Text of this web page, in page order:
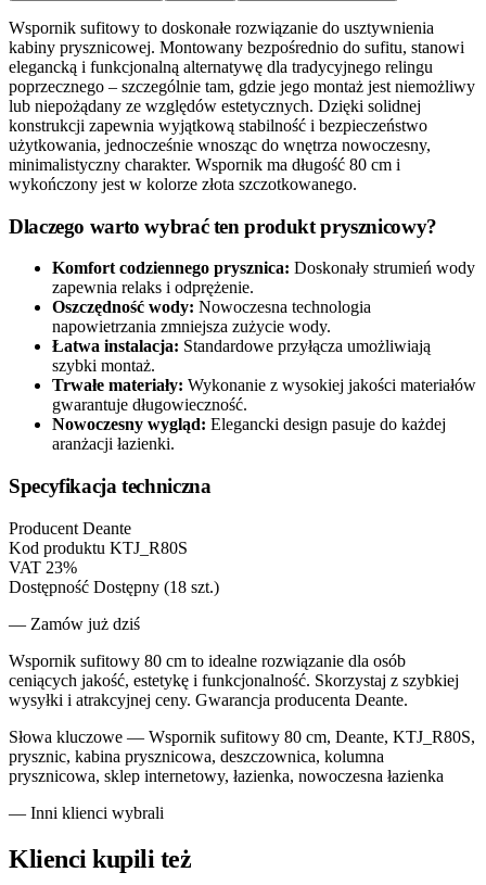
Wspornik sufitowy to doskonałe rozwiązanie do usztywnienia
kabiny prysznicowej. Montowany bezpośrednio do sufitu, stanowi
elegancką i funkcjonalną alternatywę dla tradycyjnego relingu
poprzecznego – szczególnie tam, gdzie jego montaż jest niemożliwy
lub niepożądany ze względów estetycznych. Dzięki solidnej
konstrukcji zapewnia wyjątkową stabilność i bezpieczeństwo
użytkowania, jednocześnie wnosząc do wnętrza nowoczesny,
minimalistyczny charakter. Wspornik ma długość 80 cm i
wykończony jest w kolorze złota szczotkowanego.
Dlaczego warto wybrać ten produkt prysznicowy?
Komfort codziennego prysznica: Doskonały strumień wody
zapewnia relaks i odprężenie.
Oszczędność wody: Nowoczesna technologia
napowietrzania zmniejsza zużycie wody.
Łatwa instalacja: Standardowe przyłącza umożliwiają
szybki montaż.
Trwałe materiały: Wykonanie z wysokiej jakości materiałów
gwarantuje długowieczność.
Nowoczesny wygląd: Elegancki design pasuje do każdej
aranżacji łazienki.
Specyfikacja techniczna
Producent Deante
Kod produktu KTJ_R80S
VAT 23%
Dostępność Dostępny (18 szt.)
— Zamów już dziś
Wspornik sufitowy 80 cm to idealne rozwiązanie dla osób
ceniących jakość, estetykę i funkcjonalność. Skorzystaj z szybkiej
wysyłki i atrakcyjnej ceny. Gwarancja producenta Deante.
Słowa kluczowe — Wspornik sufitowy 80 cm, Deante, KTJ_R80S,
prysznic, kabina prysznicowa, deszczownica, kolumna
prysznicowa, sklep internetowy, łazienka, nowoczesna łazienka
— Inni klienci wybrali
Klienci kupili też